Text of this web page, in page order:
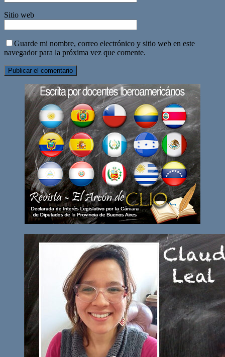
Sitio web
Guarde mi nombre, correo electrónico y sitio web en este
navegador para la próxima vez que comente.